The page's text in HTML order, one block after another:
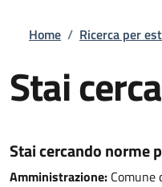
Briciole
Home / Ricerca per
Stai
Stai cercando norme
Amministrazione: Comune